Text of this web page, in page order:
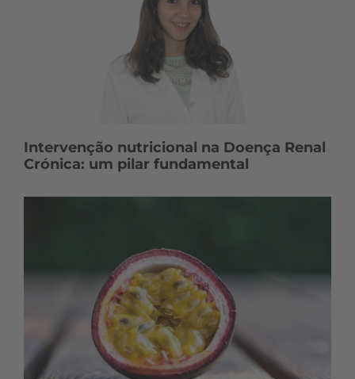
Intervenção nutricional na Doença Renal
Crónica: um pilar fundamental